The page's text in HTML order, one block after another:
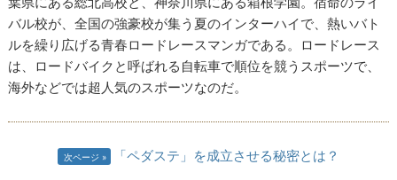
バル校が、全国の強豪校が集う夏のインターハイで、熱いバト
ルを繰り広げる青春ロードレースマンガである。ロードレース
は、ロードバイクと呼ばれる自転車で順位を競うスポーツで、
海外などでは超人気のスポーツなのだ。
次ページ 「ペダステ」を成立させる秘密とは？